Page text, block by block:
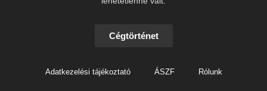
Cégtörténet
Adatkezelési tájékoztató ÁSZF Rólunk